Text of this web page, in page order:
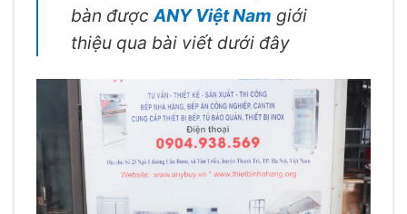
bàn đượcANY Việt Nam giới
thiệu qua bài viết dưới đây